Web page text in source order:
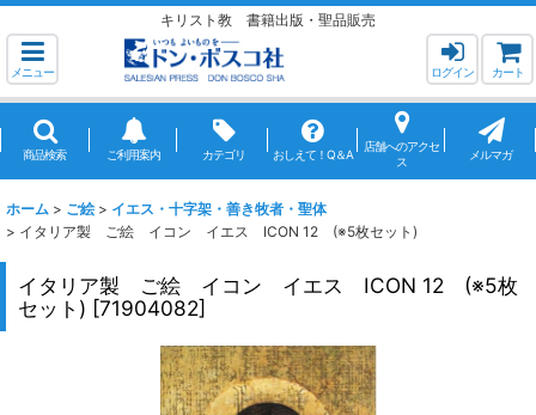
キリスト教 書籍出版・聖品販売
メニュー ログイン カート
商品検索 ご利用案内 カテゴリ おしえて！Q＆A
店舗へのアクセ
ス
メルマガ
ホーム > ご絵 > イエス・十字架・善き牧者・聖体
> イタリア製 ご絵 イコン イエス ICON 12 (※5枚セット)
イタリア製 ご絵 イコン イエス ICON 12 (※5枚
セット) [71904082]